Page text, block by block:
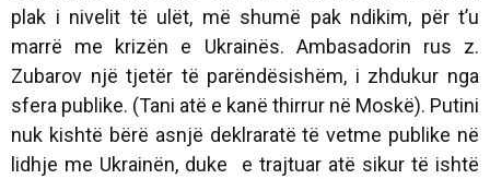
plak i nivelit të ulët, më shumë pak ndikim, për t’u
marrë me krizën e Ukrainës. Ambasadorin rus z.
Zubarov një tjetër të parëndësishëm, i zhdukur nga
sfera publike. (Tani atë e kanë thirrur në Moskë). Putini
nuk kishtë bërë asnjë deklraratë të vetme publike në
lidhje me Ukrainën, duke e trajtuar atë sikur të ishtë